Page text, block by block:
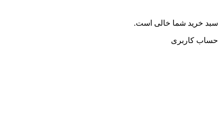
سبد خرید شما خالی است.
حساب کاربری